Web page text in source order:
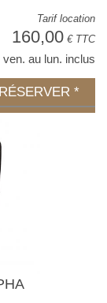
Tarif location
160,00 € TTC
ven. au lun. inclus
RÉSERVER *